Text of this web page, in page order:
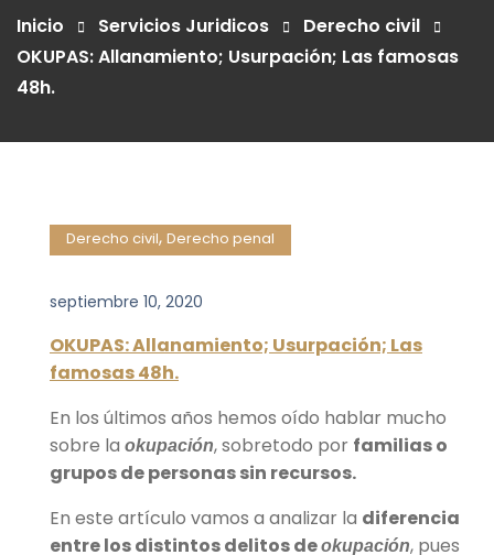
Inicio Servicios Juridicos
Derecho civil
OKUPAS: Allanamiento; Usurpación; Las famosas
48h.
Derecho civil, Derecho penal
septiembre 10, 2020
OKUPAS: Allanamiento; Usurpación; Las
famosas 48h.
En los últimos años hemos oído hablar mucho
sobre la okupación, sobretodo por familias o
grupos de personas sin recursos.
En este artículo vamos a analizar la diferencia
entre los distintos delitos deokupación, pues